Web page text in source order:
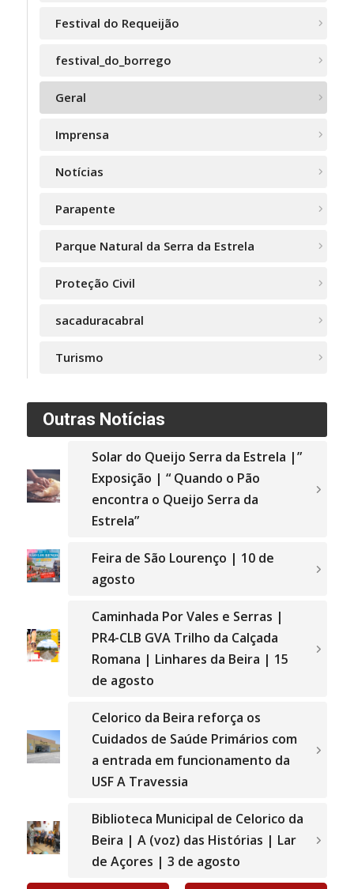
Festival do Requeijão
festival_do_borrego
Geral
Imprensa
Notícias
Parapente
Parque Natural da Serra da Estrela
Proteção Civil
sacaduracabral
Turismo
Outras Notícias
Solar do Queijo Serra da Estrela |”
Exposição | “ Quando o Pão
encontra o Queijo Serra da
Estrela”
Feira de São Lourenço | 10 de
agosto
Caminhada Por Vales e Serras |
PR4-CLB GVA Trilho da Calçada
Romana | Linhares da Beira | 15
de agosto
Celorico da Beira reforça os
Cuidados de Saúde Primários com
a entrada em funcionamento da
USF A Travessia
Biblioteca Municipal de Celorico da
Beira | A (voz) das Histórias | Lar
de Açores | 3 de agosto